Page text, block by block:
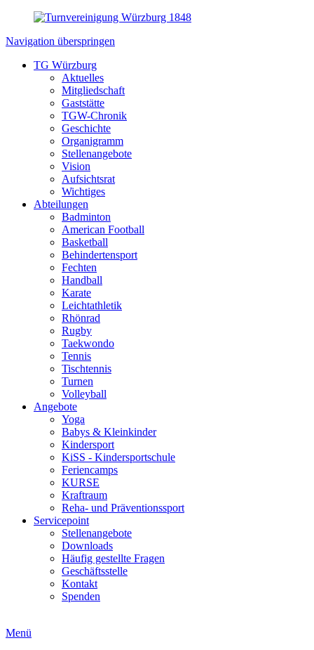
Navigation überspringen
TG Würzburg
Aktuelles
Mitgliedschaft
Gaststätte
TGW-Chronik
Geschichte
Organigramm
Stellenangebote
Vision
Aufsichtsrat
Wichtiges
Abteilungen
Badminton
American Football
Basketball
Behindertensport
Fechten
Handball
Karate
Leichtathletik
Rhönrad
Rugby
Taekwondo
Tennis
Tischtennis
Turnen
Volleyball
Angebote
Yoga
Babys & Kleinkinder
Kindersport
KiSS - Kindersportschule
Feriencamps
KURSE
Kraftraum
Reha- und Präventionssport
Servicepoint
Stellenangebote
Downloads
Häufig gestellte Fragen
Geschäftsstelle
Kontakt
Spenden
Menü